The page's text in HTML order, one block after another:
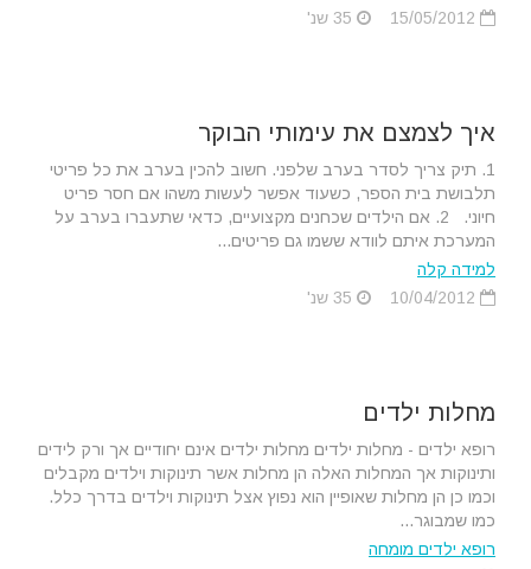
איך לצמצם את עימותי הבוקר
1. תיק צריך לסדר בערב שלפני. חשוב להכין בערב את כל פריטי
תלבושת בית הספר, כשעוד אפשר לעשות משהו אם חסר פריט
חיוני. 2. אם הילדים שכחנים מקצועיים, כדאי שתעברו בערב על
המערכת איתם לוודא ששמו גם פריטים...
למידה קלה
מחלות ילדים
רופא ילדים - מחלות ילדים מחלות ילדים אינם יחודיים אך ורק לידים
ותינוקות אך המחלות האלה הן מחלות אשר תינוקות וילדים מקבלים
וכמו כן הן מחלות שאופיין הוא נפוץ אצל תינוקות וילדים בדרך כלל.
כמו שמבוגר...
רופא ילדים מומחה